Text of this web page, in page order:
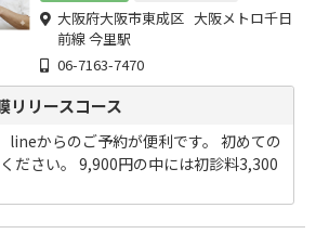
大阪府大阪市東成区 大阪メトロ千日
前線 今里駅
06-7163-7470
リリースコース
からのご予約が便利です。 初めての
ださい。 9,900円の中には初診料3,300